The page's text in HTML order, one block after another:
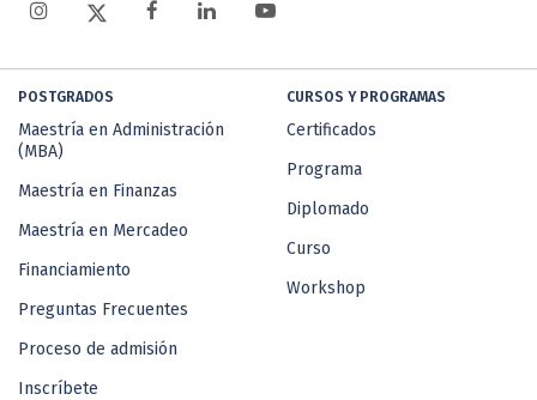
POSTGRADOS
Maestría en Administración
(MBA)
Maestría en Finanzas
Maestría en Mercadeo
Financiamiento
Preguntas Frecuentes
Proceso de admisión
Inscríbete
CURSOS Y PROGRAMAS
Certificados
Programa
Diplomado
Curso
Workshop